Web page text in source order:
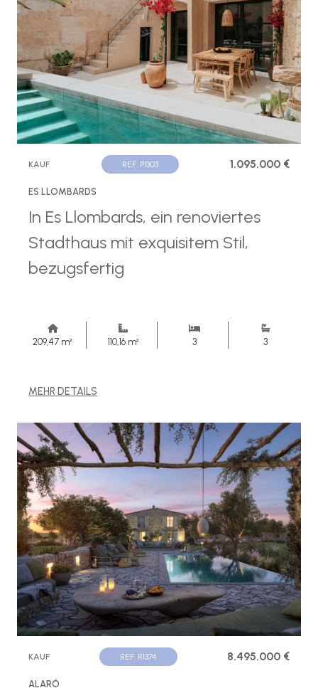
KAUF REF. P1303 1.095.000 €
ES LLOMBARDS
In Es Llombards, ein renoviertes
Stadthaus mit exquisitem Stil,
bezugsfertig
209,47 m² 110,16 m² 3 3
MEHR DETAILS
KAUF REF. R1374 8.495.000 €
ALARÓ